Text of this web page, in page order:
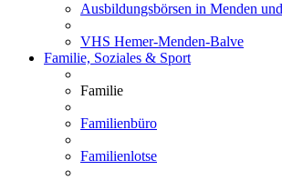
Ausbildungsbörsen in Menden
VHS Hemer-Menden-Balve
Familie, Soziales & Sport
Familie
Familienbüro
Familienlotse